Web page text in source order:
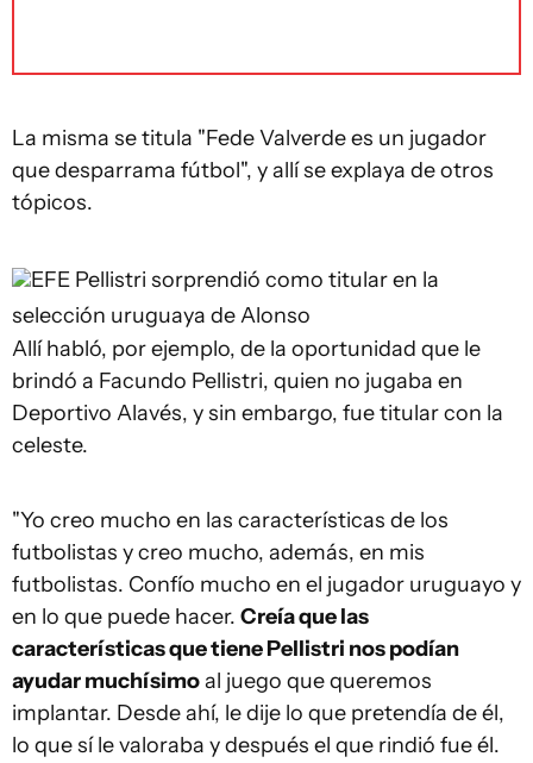
La misma se titula "Fede Valverde es un jugador
que desparrama fútbol", y allí se explaya de otros
tópicos.
EFE Pellistri sorprendió como titular en la
selección uruguaya de Alonso
Allí habló, por ejemplo, de la oportunidad que le
brindó a Facundo Pellistri, quien no jugaba en
Deportivo Alavés, y sin embargo, fue titular con la
celeste.
"Yo creo mucho en las características de los
futbolistas y creo mucho, además, en mis
futbolistas. Confío mucho en el jugador uruguayo y
en lo que puede hacer. Creía que las
características que tiene Pellistri nos podían
ayudar muchísimoal juego que queremos
implantar. Desde ahí, le dije lo que pretendía de él,
lo que sí le valoraba y después el que rindió fue él.